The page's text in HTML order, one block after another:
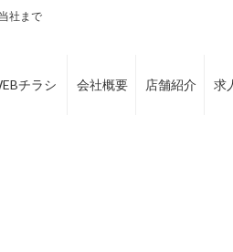
社まで
チラシ 会社概要 店舗紹介 求